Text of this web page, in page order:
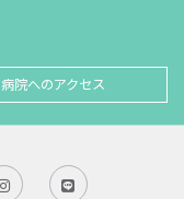
病院へのアクセス